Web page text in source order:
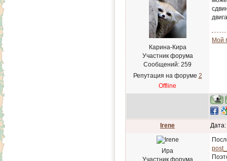
Карина-Кира
Участник форума
Сообщений: 259
Репутация на форуме 2
Offline
Мой
Irene
Ира
Участник форума